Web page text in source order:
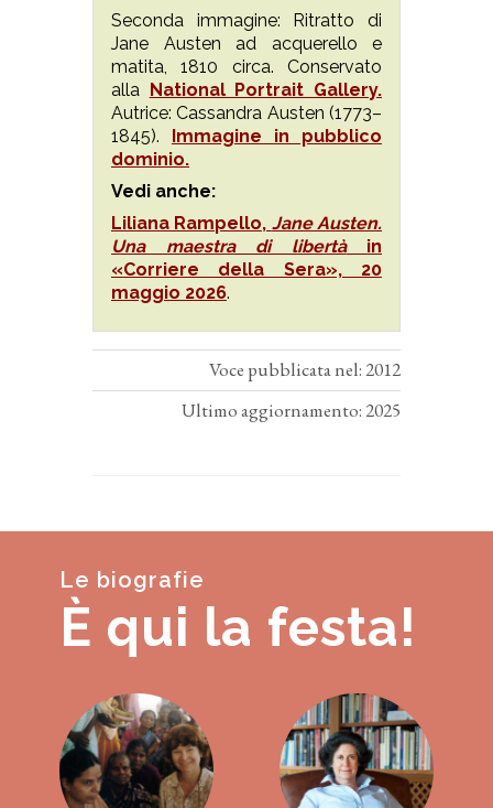
Seconda immagine: Ritratto di
Jane Austen ad acquerello e
matita, 1810 circa. Conservato
alla National Portrait Gallery.
Autrice: Cassandra Austen (1773–
1845). Immagine in pubblico
dominio.
Vedi anche:
Liliana Rampello, Jane Austen.
Una maestra di libertàin
«Corriere della Sera», 20
maggio 2026.
Voce pubblicata nel: 2012
Ultimo aggiornamento: 2025
Le biografie
È qui la festa!